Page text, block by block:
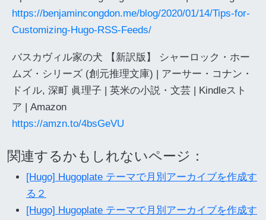
https://benjamincongdon.me/blog/2020/01/14/Tips-for-
Customizing-Hugo-RSS-Feeds/
バスカヴィル家の犬 【新訳版】 シャーロック・ホー
ムズ・シリーズ (創元推理文庫) | アーサー・コナン・
ドイル, 深町 眞理子 | 英米の小説・文芸 | Kindleスト
ア | Amazon
https://amzn.to/4bsGeVU
関連するかもしれないページ：
[Hugo] Hugoplate テーマで月別アーカイブを作成す
る２
[Hugo] Hugoplate テーマで月別アーカイブを作成す